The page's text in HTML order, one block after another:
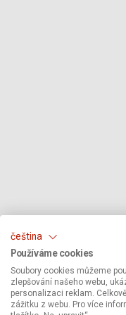
čeština
Používáme cookies
Soubory cookies můžeme
zlepšování našeho webu,
personalizaci reklam.
zážitku z webu. Pro více